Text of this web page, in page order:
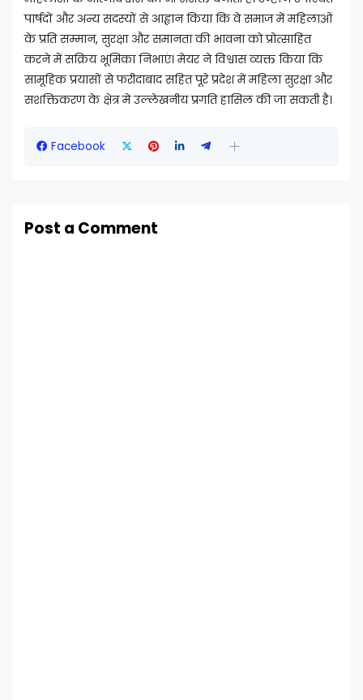
पार्षदों और अन्य सदस्यों से आह्वान किया कि वे समाज में महिलाओं
के प्रति सम्मान, सुरक्षा और समानता की भावना को प्रोत्साहित
करने में सक्रिय भूमिका निभाएं। मेयर ने विश्वास व्यक्त किया कि
सामूहिक प्रयासों से फरीदाबाद सहित पूरे प्रदेश में महिला सुरक्षा और
सशक्तिकरण के क्षेत्र में उल्लेखनीय प्रगति हासिल की जा सकती है।
Facebook
Post a Comment